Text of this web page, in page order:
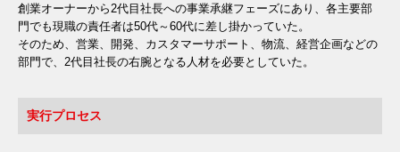
創業オーナーから2代目社長への事業承継フェーズにあり、各主要部
門でも現職の責任者は50代～60代に差し掛かっていた。
そのため、営業、開発、カスタマーサポート、物流、経営企画などの
部門で、2代目社長の右腕となる人材を必要としていた。
実行プロセス